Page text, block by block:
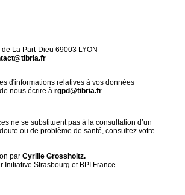
La Part-Dieu 69003 LYON
d'informations relatives à vos données
nous écrire à rgpd@tibria.fr.
ne se substituent pas à la consultation d’un
ou de problème de santé, consultez votre
par Cyrille Grossholtz.
Initiative Strasbourg et BPI France.